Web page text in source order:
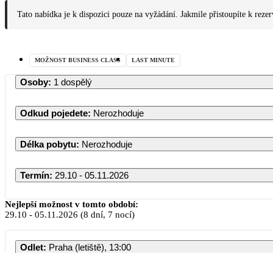
Tato nabídka je k dispozici pouze na vyžádání. Jakmile přistoupíte k
MOŽNOST BUSINESS CLASS LAST MINUTE
Osoby: 1 dospělý
Odkud pojedete: Nerozhoduje
Délka pobytu: Nerozhoduje
Termín: 29.10 - 05.11.2026
Nejlepší možnost v tomto období:
29.10 - 05.11.2026 (8 dní, 7 nocí)
Odlet: Praha (letiště), 13:00